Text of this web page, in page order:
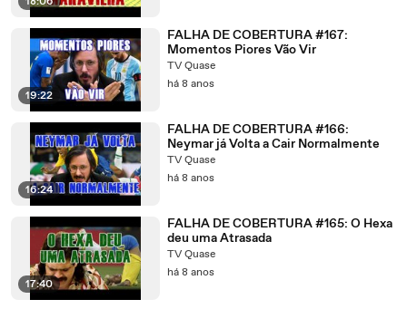
19:22
FALHA DE COBERTURA #167:
Momentos Piores Vão Vir
TV Quase
há 8 anos
16:24
FALHA DE COBERTURA #166:
Neymar já Volta a Cair Normalmente
TV Quase
há 8 anos
17:40
FALHA DE COBERTURA #165: O Hexa
deu uma Atrasada
TV Quase
há 8 anos